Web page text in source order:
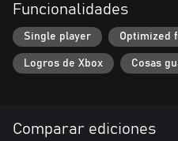
Funcionalidades
Single player Optimized
Logros de Xbox Cosas
Comparar ediciones